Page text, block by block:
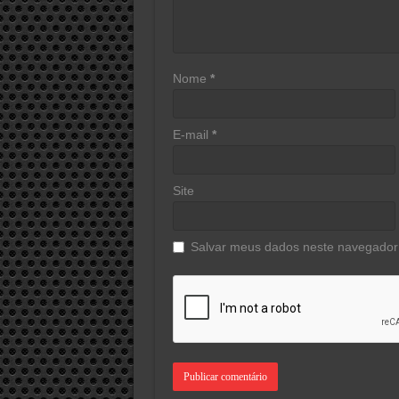
Nome *
E-mail *
Site
Salvar meus dados neste